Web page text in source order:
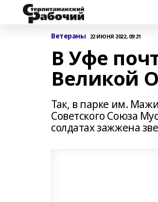
Ветераны 22 ИЮНЯ 2022, 09:21
В Уфе
Великой
Так, в парке им.
Советского Союза
солдатах зажжена